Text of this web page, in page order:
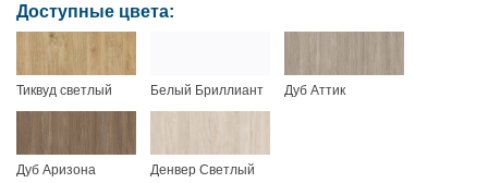
Доступные цвета:
Тиквуд светлый Белый Бриллиант Дуб Аттик
Дуб Аризона Денвер Cветлый